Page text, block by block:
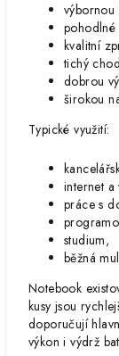
výbornou
kvalitní
tichý
dobrou
širokou
Typické využití:
internet
práce s
studium,
běžná
Notebook
kusy jsou
doporučují
výkon i výdrž